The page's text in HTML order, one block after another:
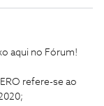
aqui no Fórum!
refere-se ao